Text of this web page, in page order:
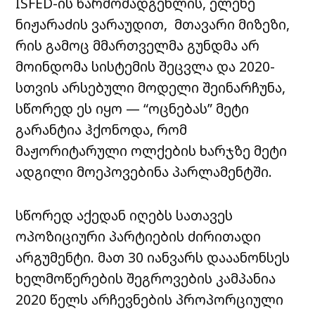
ნიჟარაძის ვარაუდით, მთავარი მიზეზი,
რის გამოც მმართველმა გუნდმა არ
მოინდომა სისტემის შეცვლა და 2020-
სთვის არსებული მოდელი შეინარჩუნა,
სწორედ ეს იყო — “ოცნებას” მეტი
გარანტია ჰქონოდა, რომ
მაჟორიტარული ოლქების ხარჯზე მეტი
ადგილი მოეპოვებინა პარლამენტში.
სწორედ აქედან იღებს სათავეს
ოპოზიციური პარტიების ძირითადი
არგუმენტი. მათ 30 იანვარს დააანონსეს
ხელმოწერების შეგროვების კამპანია
2020 წელს არჩევნების პროპორციული